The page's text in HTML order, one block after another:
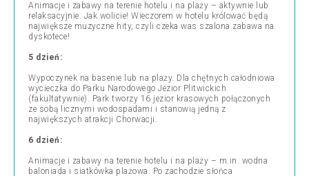
Animacje i zabawy na terenie hotelu i na plaży – aktywnie lub
relaksacyjnie. Jak wolicie! Wieczorem w hotelu królować będą
największe muzyczne hity, czyli czeka was szalona zabawa na
dyskotece!
5 dzień:
Wypoczynek na basenie lub na plaży. Dla chętnych całodniowa
wycieczka do Parku Narodowego Jezior Plitwickich
(fakultatywnie). Park tworzy 16 jezior krasowych połączonych
ze sobą licznymi wodospadami i stanowią jedną z
największych atrakcji Chorwacji.
6 dzień:
Animacje i zabawy na terenie hotelu i na plaży – m.in. wodna
baloniada i siatkówka plażowa. Po zachodzie słońca